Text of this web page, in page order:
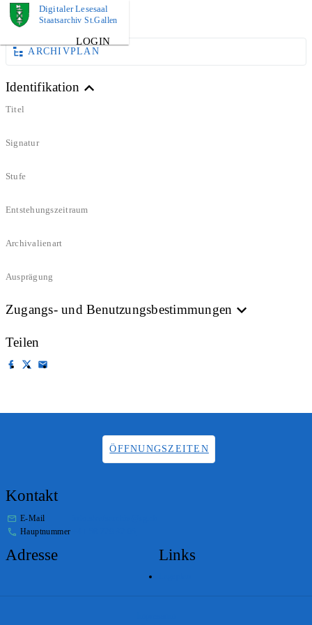
Digitaler Lesesaal
Staatsarchiv St.Gallen
LOGIN
DOKUMENT
ARCHIVPLAN
Identifikation
Titel
Signatur
Stufe
Entstehungszeitraum
Archivalienart
Ausprägung
Zugangs- und Benutzungsbestimmungen
Teilen
ÖFFNUNGSZEITEN
Kontakt
E-Mail
Hauptnummer
Adresse Links